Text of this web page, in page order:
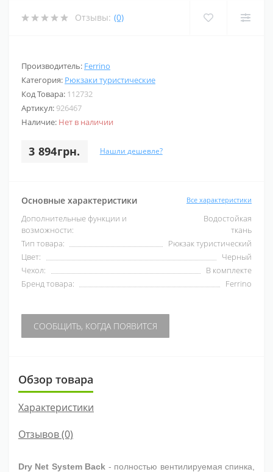
Отзывы: (0)
Производитель: Ferrino
Категория: Рюкзаки туристические
Код Товара: 112732
Артикул: 926467
Наличие: Нет в наличии
3 894грн. Нашли дешевле?
Основные характеристики Все характеристики
Дополнительные функции и
возможности:
Водостойкая
ткань
Тип товара:
Рюкзак туристический
Цвет:
Черный
Чехол:
В комплекте
Бренд товара:
Ferrino
СООБЩИТЬ, КОГДА ПОЯВИТСЯ
Обзор товара
Характеристики
Отзывов (0)
Dry Net System Back - полностью вентилируемая спинка,